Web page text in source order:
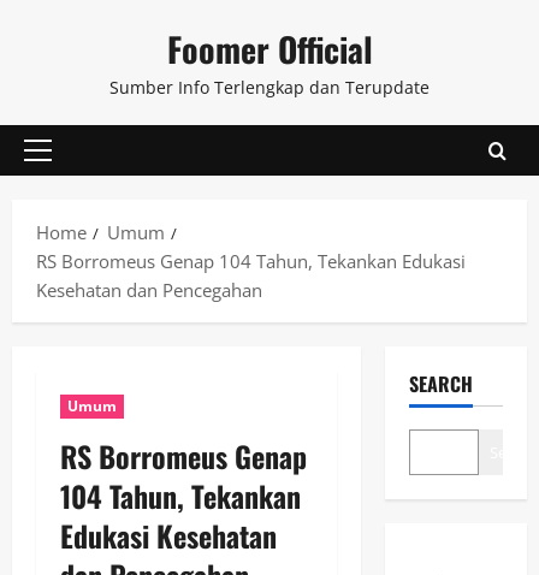
Foomer Official
Sumber Info Terlengkap dan Terupdate
Primary
Home
Umum
RS Borromeus Genap 104 Tahun, Tekankan Edukasi
Kesehatan dan Pencegahan
Umum
RS Borromeus Genap
104 Tahun, Tekankan
Edukasi Kesehatan
SEARCH